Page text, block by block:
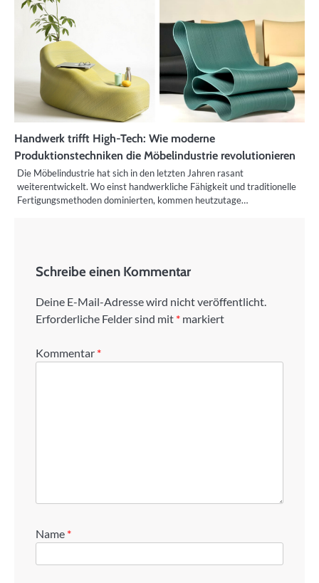
Handwerk trifft High-Tech: Wie moderne
Produktionstechniken die Möbelindustrie revolutionieren
Die Möbelindustrie hat sich in den letzten Jahren rasant
weiterentwickelt. Wo einst handwerkliche Fähigkeit und traditionelle
Fertigungsmethoden dominierten, kommen heutzutage…
Schreibe einen Kommentar
Deine E-Mail-Adresse wird nicht veröffentlicht.
Erforderliche Felder sind mit * markiert
Kommentar *
Name *